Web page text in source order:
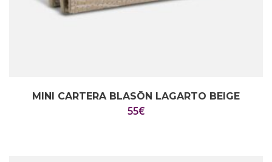
MINI CARTERA BLASŌN LAGARTO BEIGE
55€